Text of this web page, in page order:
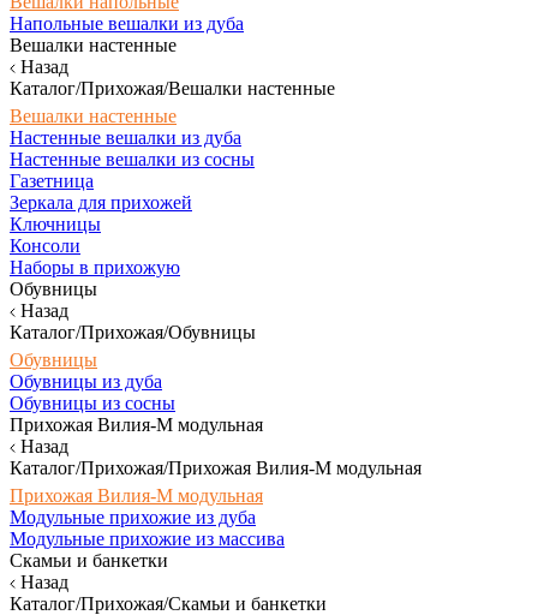
Напольные вешалки из дуба
Вешалки настенные
Назад
Каталог/Прихожая/Вешалки настенные
Вешалки настенные
Настенные вешалки из дуба
Настенные вешалки из сосны
Газетница
Зеркала для прихожей
Ключницы
Консоли
Наборы в прихожую
Обувницы
Назад
Каталог/Прихожая/Обувницы
Обувницы
Обувницы из дуба
Обувницы из сосны
Прихожая Вилия-М модульная
Назад
Каталог/Прихожая/Прихожая Вилия-М модульная
Прихожая Вилия-М модульная
Модульные прихожие из дуба
Модульные прихожие из массива
Скамьи и банкетки
Назад
Каталог/Прихожая/Скамьи и банкетки